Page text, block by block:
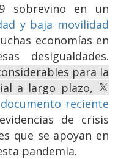
sobrevino en un
y baja movilidad
economías en
desigualdades.
para la
a largo plazo,
documento reciente
de crisis
que se apoyan en
pandemia.